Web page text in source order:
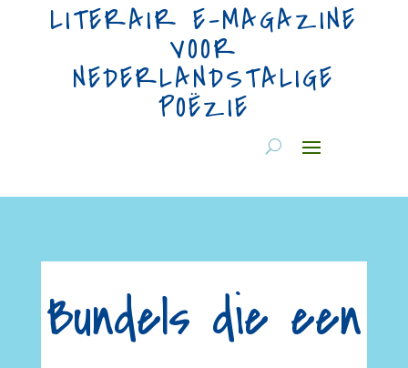
LITERAIR E-MAGAZINE
VOOR
NEDERLANDSTALIGE
POËZIE
Bundels die een